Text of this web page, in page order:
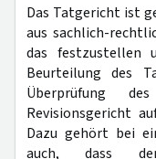
Das Tatgericht ist
aus sachlich-
das festzustellen
Beurteilung des
Überprüfung
Revisionsgericht
Dazu gehört bei
auch, dass